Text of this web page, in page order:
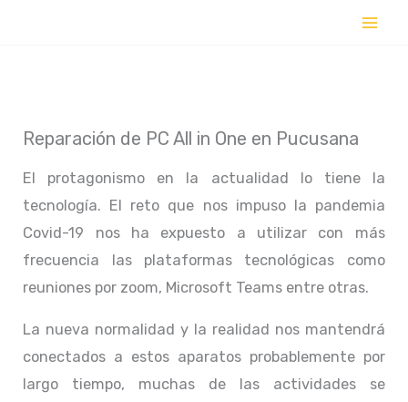
Reparación de PC All in One en Pucusana
El protagonismo en la actualidad lo tiene la
tecnología. El reto que nos impuso la pandemia
Covid-19 nos ha expuesto a utilizar con más
frecuencia las plataformas tecnológicas como
reuniones por zoom, Microsoft Teams entre otras.
La nueva normalidad y la realidad nos mantendrá
conectados a estos aparatos probablemente por
largo tiempo, muchas de las actividades se